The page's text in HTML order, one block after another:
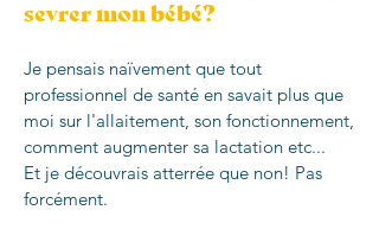
sevrer mon bébé?
Je pensais naïvement que tout
professionnel de santé en savait plus que
moi sur l'allaitement, son fonctionnement,
comment augmenter sa lactation etc...
Et je découvrais atterrée que non! Pas
forcément.